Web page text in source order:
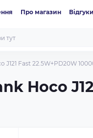
Про магазин Відгуки
Fast 22.5W+PD20W
Hoco